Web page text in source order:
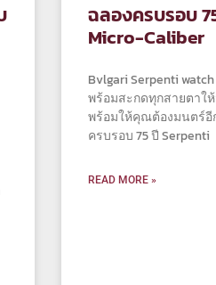
ฉลองครบรอบ
Micro-Caliber
Bvlgari Serpenti
พร้อมสะกดทุกสายตาใ
พร้อมให้คุณต้องมนตร์อี
ครบรอบ 75 ปี Serpenti
READ MORE »